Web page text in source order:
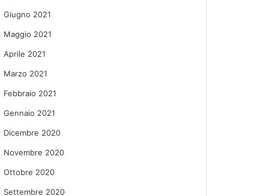
Giugno 2021
Maggio 2021
Aprile 2021
Marzo 2021
Febbraio 2021
Gennaio 2021
Dicembre 2020
Novembre 2020
Ottobre 2020
Settembre 2020